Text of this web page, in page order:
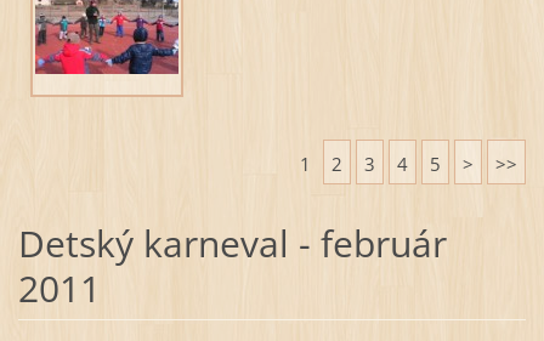
1 2 3 4 5 > >>
Detský karneval - február
2011